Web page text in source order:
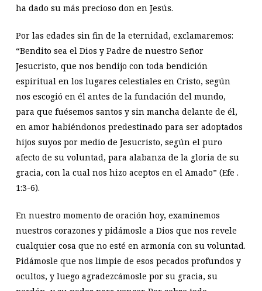
ha dado su más precioso don en Jesús.
Por las edades sin fin de la eternidad, exclamaremos:
“Bendito sea el Dios y Padre de nuestro Señor
Jesucristo, que nos bendijo con toda bendición
espiritual en los lugares celestiales en Cristo, según
nos escogió en él antes de la fundación del mundo,
para que fuésemos santos y sin mancha delante de él,
en amor habiéndonos predestinado para ser adoptados
hijos suyos por medio de Jesucristo, según el puro
afecto de su voluntad, para alabanza de la gloria de su
gracia, con la cual nos hizo aceptos en el Amado” (Efe .
1:3-6).
En nuestro momento de oración hoy, examinemos
nuestros corazones y pidámosle a Dios que nos revele
cualquier cosa que no esté en armonía con su voluntad.
Pidámosle que nos limpie de esos pecados profundos y
ocultos, y luego agradezcámosle por su gracia, su